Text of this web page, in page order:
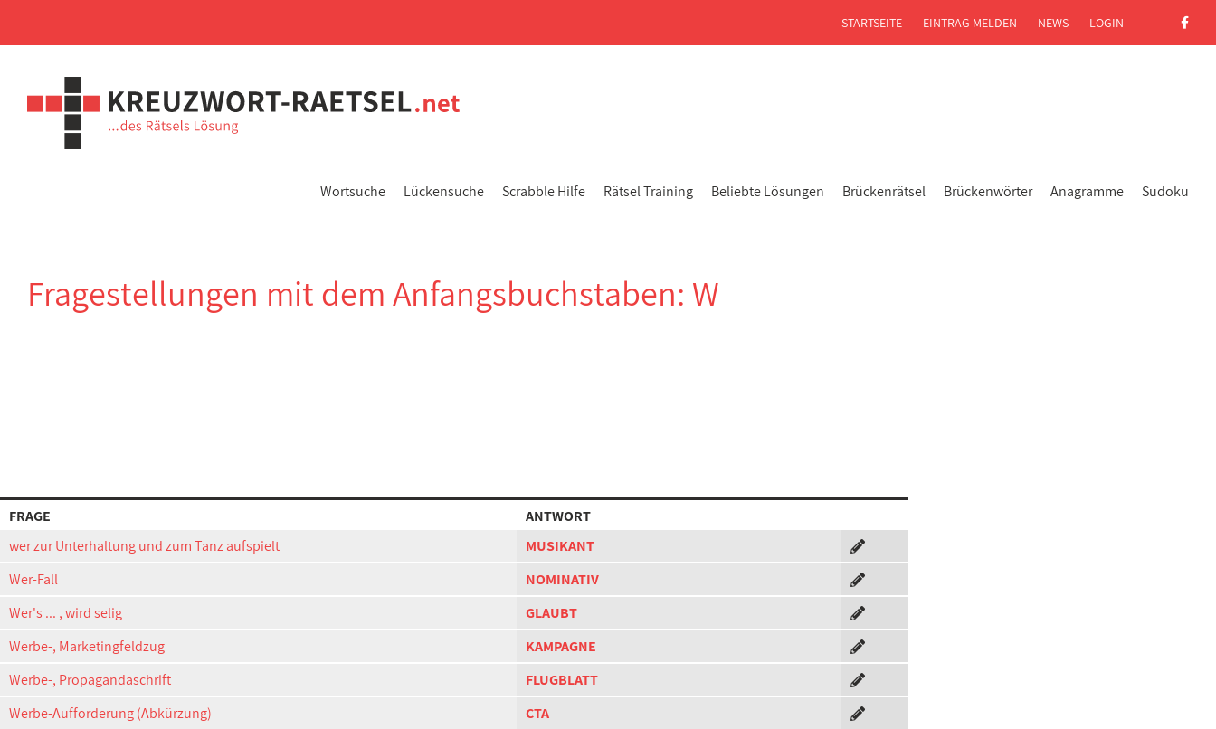
Wortsuche Lückensuche Scrabble Hilfe Rätsel Training Beliebte Lösungen Brückenrätsel Brückenwörter Anagramme Sudoku
STARTSEITE EINTRAG MELDEN NEWS LOGIN
Fragestellungen mit dem Anfangsbuchstaben: W
FRAGE
ANTWORT
wer zur Unterhaltung und zum Tanz aufspielt
MUSIKANT
Wer-Fall
NOMINATIV
Wer's ... , wird selig
GLAUBT
Werbe-, Marketingfeldzug
KAMPAGNE
Werbe-, Propagandaschrift
FLUGBLATT
Werbe-Aufforderung (Abkürzung)
CTA